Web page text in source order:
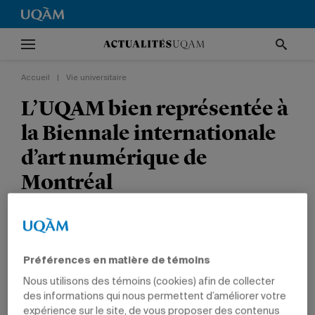
Accueil Vie universitaire
L’UQAM bien représentée à
la Biennale internationale
d’art numérique de
Montréal
VIE UNIVERSITAIRE
DIPLÔMÉS
Préférences en matière de témoins
Nous utilisons des témoins (cookies) afin de collecter
des informations qui nous permettent d’améliorer votre
expérience sur le site, de vous proposer des contenus